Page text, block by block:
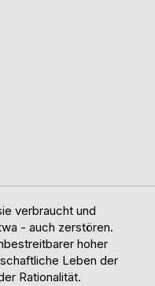
verbraucht und
- auch zerstören.
hoher
Leben der
Rationalität.